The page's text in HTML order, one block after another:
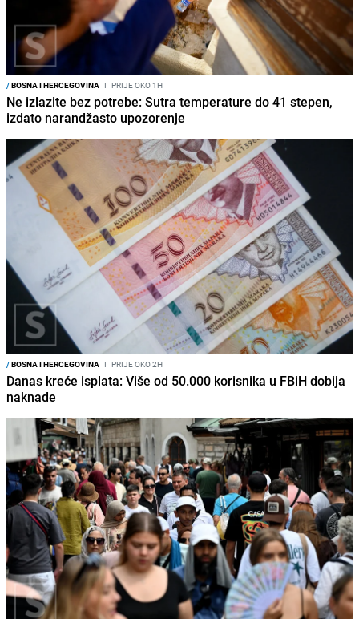
/BOSNA I HERCEGOVINA I PRIJE OKO 1H
Ne izlazite bez potrebe: Sutra temperature do 41 stepen,
izdato narandžasto upozorenje
/BOSNA I HERCEGOVINA I PRIJE OKO 2H
Danas kreće isplata: Više od 50.000 korisnika u FBiH dobija
naknade